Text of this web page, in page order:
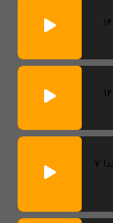
سپاه امام حسین (سلام الله علیه) پیوستند! 7